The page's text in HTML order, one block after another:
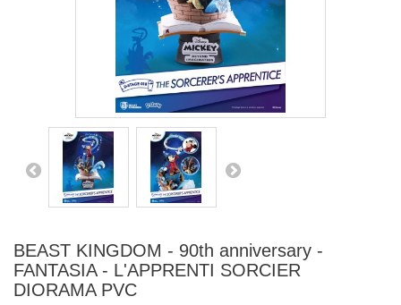
BEAST KINGDOM - 90th anniversary -
FANTASIA - L'APPRENTI SORCIER
DIORAMA PVC